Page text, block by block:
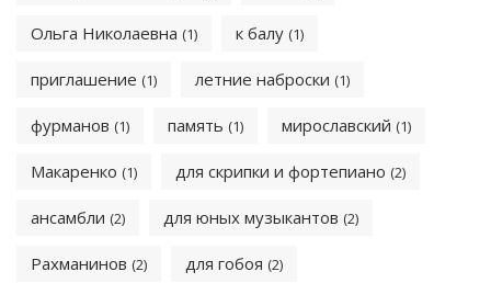
Ольга Николаевна (1) к балу (1)
приглашение (1) летние наброски (1)
фурманов (1) память (1) мирославский (1)
Макаренко (1) для скрипки и фортепиано (2)
ансамбли (2) для юных музыкантов (2)
Рахманинов (2) для гобоя (2)